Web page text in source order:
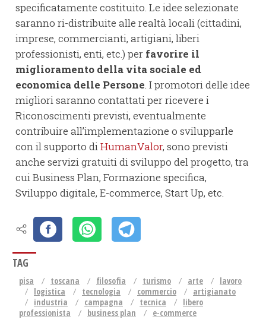
specificatamente costituito. Le idee selezionate
saranno ri-distribuite alle realtà locali (cittadini,
imprese, commercianti, artigiani, liberi
professionisti, enti, etc.) per favorire il
miglioramento della vita sociale ed
economica delle Persone. I promotori delle idee
migliori saranno contattati per ricevere i
Riconoscimenti previsti, eventualmente
contribuire all’implementazione o svilupparle
con il supporto diHumanValor, sono previsti
anche servizi gratuiti di sviluppo del progetto, tra
cui Business Plan, Formazione specifica,
Sviluppo digitale, E-commerce, Start Up, etc.
TAG
pisa toscana filosofia turismo arte
lavoro
logistica
tecnologia commercio
artigianato
industria
campagna tecnica
libero
professionista
business plan e-commerce